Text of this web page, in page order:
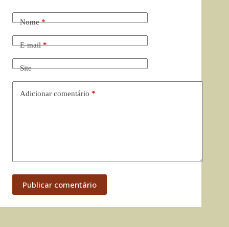
Nome*
E-mail*
Site
Adicionar comentário *
Publicar comentário